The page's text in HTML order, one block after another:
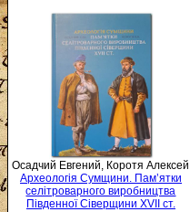
Осадчий Евгений, Коротя Алексей
Археологія Сумщини. Пам’ятки
селітроварного виробництва
Південної Сіверщини XVII ст.